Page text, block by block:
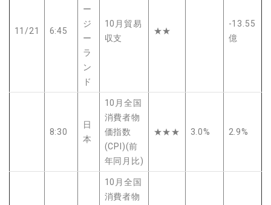
11/21 6:45
ー
ジ
ー
ラ
ン
ド
10月貿易
収支
★★
-13.55
億
8:30
日
本
10月全国
消費者物
価指数
(CPI)(前
年同月比)
★★★ 3.0% 2.9%
10月全国
消費者物